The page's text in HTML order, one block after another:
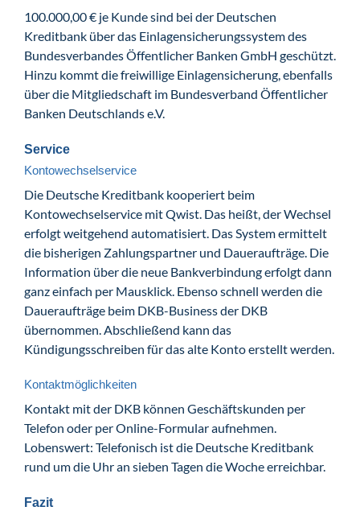
100.000,00 € je Kunde sind bei der Deutschen
Kreditbank über das Einlagensicherungssystem des
Bundesverbandes Öffentlicher Banken GmbH geschützt.
Hinzu kommt die freiwillige Einlagensicherung, ebenfalls
über die Mitgliedschaft im Bundesverband Öffentlicher
Banken Deutschlands e.V.
Service
Kontowechselservice
Die Deutsche Kreditbank kooperiert beim
Kontowechselservice mit Qwist. Das heißt, der Wechsel
erfolgt weitgehend automatisiert. Das System ermittelt
die bisherigen Zahlungspartner und Daueraufträge. Die
Information über die neue Bankverbindung erfolgt dann
ganz einfach per Mausklick. Ebenso schnell werden die
Daueraufträge beim DKB-Business der DKB
übernommen. Abschließend kann das
Kündigungsschreiben für das alte Konto erstellt werden.
Kontaktmöglichkeiten
Kontakt mit der DKB können Geschäftskunden per
Telefon oder per Online-Formular aufnehmen.
Lobenswert: Telefonisch ist die Deutsche Kreditbank
rund um die Uhr an sieben Tagen die Woche erreichbar.
Fazit